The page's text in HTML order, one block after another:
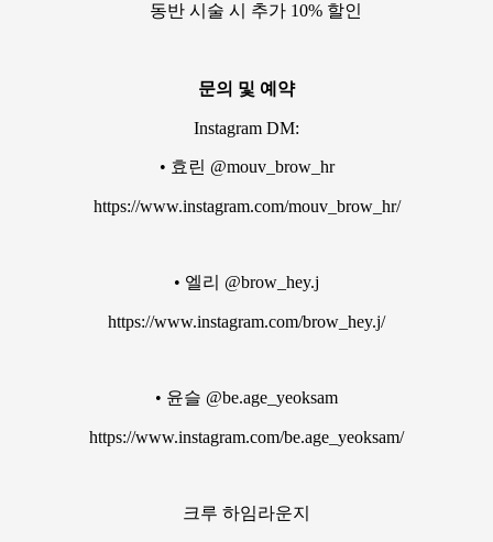
동반 시술 시 추가 10% 할인
문의 및 예약
Instagram DM:
• 효린 @mouv_brow_hr
https://www.instagram.com/mouv_brow_hr/
• 엘리 @brow_hey.j
https://www.instagram.com/brow_hey.j/
• 윤슬 @be.age_yeoksam
https://www.instagram.com/be.age_yeoksam/
크루 하임라운지